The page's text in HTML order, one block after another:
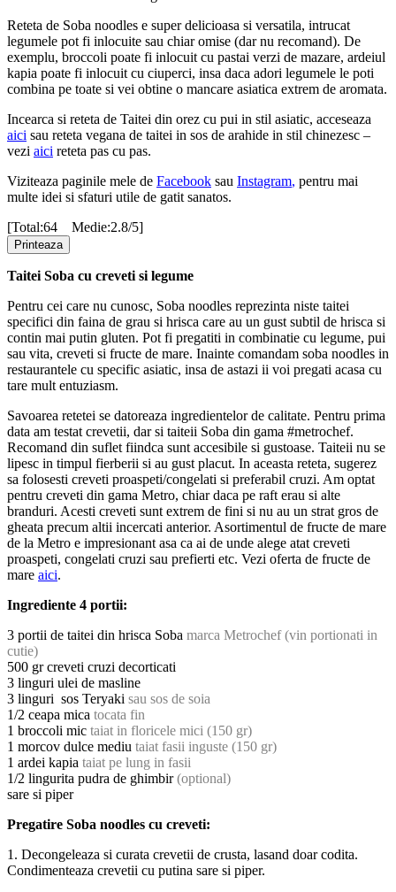
Reteta de Soba noodles e super delicioasa si versatila, intrucat
legumele pot fi inlocuite sau chiar omise (dar nu recomand). De
exemplu, broccoli poate fi inlocuit cu pastai verzi de mazare, ardeiul
kapia poate fi inlocuit cu ciuperci, insa daca adori legumele le poti
combina pe toate si vei obtine o mancare asiatica extrem de aromata.
Incearca si reteta de Taitei din orez cu pui in stil asiatic, acceseaza
aici sau reteta vegana de taitei in sos de arahide in stil chinezesc –
vezi aici reteta pas cu pas.
Viziteaza paginile mele de Facebook sau Instagram, pentru mai
multe idei si sfaturi utile de gatit sanatos.
[Total:64 Medie:2.8/5]
Printeaza
Taitei Soba cu creveti si legume
Pentru cei care nu cunosc, Soba noodles reprezinta niste taitei
specifici din faina de grau si hrisca care au un gust subtil de hrisca si
contin mai putin gluten. Pot fi pregatiti in combinatie cu legume, pui
sau vita, creveti si fructe de mare. Inainte comandam soba noodles in
restaurantele cu specific asiatic, insa de astazi ii voi pregati acasa cu
tare mult entuziasm.
Savoarea retetei se datoreaza ingredientelor de calitate. Pentru prima
data am testat crevetii, dar si taiteii Soba din gama #metrochef.
Recomand din suflet fiindca sunt accesibile si gustoase. Taiteii nu se
lipesc in timpul fierberii si au gust placut. In aceasta reteta, sugerez
sa folosesti creveti proaspeti/congelati si preferabil cruzi. Am optat
pentru creveti din gama Metro, chiar daca pe raft erau si alte
branduri. Acesti creveti sunt extrem de fini si nu au un strat gros de
gheata precum altii incercati anterior. Asortimentul de fructe de mare
de la Metro e impresionant asa ca ai de unde alege atat creveti
proaspeti, congelati cruzi sau prefierti etc. Vezi oferta de fructe de
mare aici.
Ingrediente 4 portii:
3 portii de taitei din hrisca Soba marca Metrochef (vin portionati in
cutie)
500 gr creveti cruzi decorticati
3 linguri ulei de masline
3 linguri sos Teryaki sau sos de soia
1/2 ceapa mica tocata fin
1 broccoli mic taiat in floricele mici (150 gr)
1 morcov dulce mediu taiat fasii inguste (150 gr)
1 ardei kapia taiat pe lung in fasii
1/2 lingurita pudra de ghimbir(optional)
sare si piper
Pregatire Soba noodles cu creveti:
1. Decongeleaza si curata crevetii de crusta, lasand doar codita.
Condimenteaza crevetii cu putina sare si piper.